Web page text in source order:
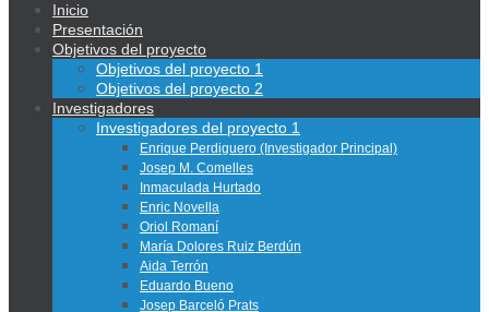
Inicio
Presentación
Objetivos del proyecto
Objetivos del proyecto 1
Objetivos del proyecto 2
Investigadores
Investigadores del proyecto 1
Enrique Perdiguero (Investigador Principal)
Josep M. Comelles
Inmaculada Hurtado
Enric Novella
Oriol Romaní
María Dolores Ruiz Berdún
Aida Terrón
Eduardo Bueno
Josep Barceló Prats